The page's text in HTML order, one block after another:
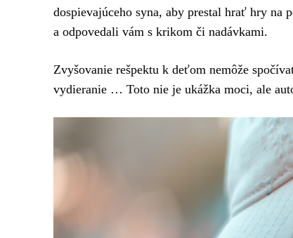
dospievajúceho syna, aby prestal hrať hry
a odpovedali vám s krikom či nadávkami.
Zvyšovanie rešpektu k deťom nemôže
vydieranie … Toto nie je ukážka moci, ale